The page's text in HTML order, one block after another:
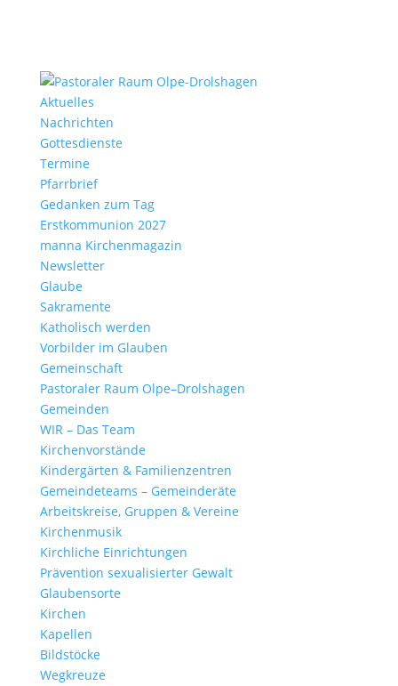
Aktu­elles
Nach­richten
Gottes­dienste
Termine
Pfarr­brief
Gedanken zum Tag
Erst­kom­mu­nion 2027
manna Kirchen­ma­gazin
News­letter
Glaube
Sakra­mente
Katho­lisch werden
Vorbilder im Glauben
Gemein­schaft
Pasto­raler Raum Olpe–Drolshagen
Gemeinden
WIR – Das Team
Kirchen­vor­stände
Kinder­gärten & Familienzentren
Gemein­de­teams – Gemeinderäte
Arbeits­kreise, Gruppen & Vereine
Kirchen­musik
Kirch­liche Einrichtungen
Präven­tion sexua­li­sierter Gewalt
Glau­ben­s­orte
Kirchen
Kapellen
Bild­stöcke
Wegkreuze